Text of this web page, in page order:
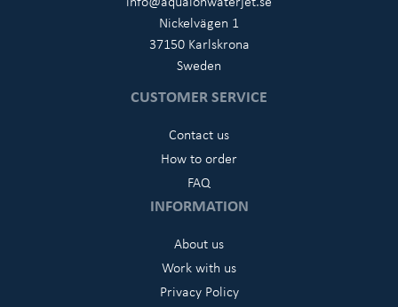
Nickelvägen 1
37150 Karlskrona
Sweden
CUSTOMER SERVICE
Contact us
How to order
FAQ
INFORMATION
About us
Work with us
Privacy Policy